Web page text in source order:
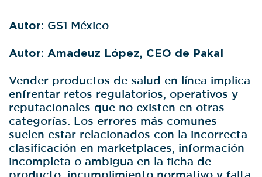
Autor: GS1 México
Autor: Amadeuz López, CEO de Pakal
Vender productos de salud en línea implica
enfrentar retos regulatorios, operativos y
reputacionales que no existen en otras
categorías. Los errores más comunes
suelen estar relacionados con la incorrecta
clasificación en marketplaces, información
incompleta o ambigua en la ficha de
producto, incumplimiento normativo y falta